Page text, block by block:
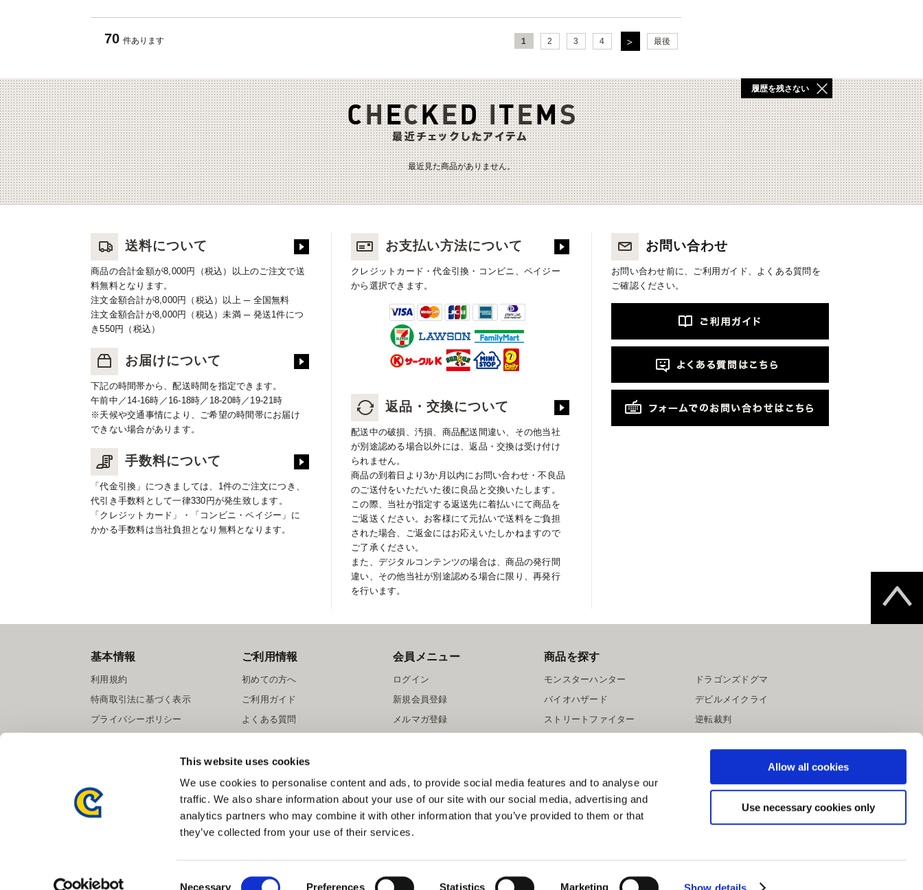
This website uses cookies
We use cookies to personalise content and ads, to provide social media features and to analyse our
traffic. We also share information about your use of our site with our social media, advertising and
analytics partners who may combine it with other information that you’ve provided to them or that
they’ve collected from your use of their services.
Necessary Preferences Statistics Marketing Show details
Allow all cookies
Use necessary cookies only
70 件あります 1 2 3 4 最後
最近見た商品がありません。
履歴を残さない
送料について
商品の合計金額が8,000円（税込）以上のご注文で送
料無料となります。
注文金額合計が8,000円（税込）以上 ─ 全国無料
注文金額合計が8,000円（税込）未満 ─ 発送1件につ
き550円（税込）
お届けについて
下記の時間帯から、配送時間を指定できます。
午前中／14-16時／16-18時／18-20時／19-21時
※天候や交通事情により、ご希望の時間帯にお届け
できない場合があります。
手数料について
「代金引換」につきましては、1件のご注文につき、
代引き手数料として一律330円が発生致します。
「クレジットカード」・「コンビニ・ペイジー」に
かかる手数料は当社負担となり無料となります。
お支払い方法について
クレジットカード・代金引換・コンビニ、ペイジー
から選択できます。
返品・交換について
配送中の破損、汚損、商品配送間違い、その他当社
が別途認める場合以外には、返品・交換は受け付け
られません。
商品の到着日より3か月以内にお問い合わせ・不良品
のご送付をいただいた後に良品と交換いたします。
この際、当社が指定する返送先に着払いにて商品を
ご返送ください。お客様にて元払いで送料をご負担
された場合、ご返金にはお応えいたしかねますので
ご了承ください。
また、デジタルコンテンツの場合は、商品の発行間
違い、その他当社が別途認める場合に限り、再発行
を行います。
お問い合わせ
お問い合わせ前に、ご利用ガイド、よくある質問を
ご確認ください。
基本情報
利用規約
特商取引法に基づく表示
プライバシーポリシー
ご利用情報
初めての方へ
ご利用ガイド
よくある質問
提携サイト募集
会員メニュー
ログイン
新規会員登録
メルマガ登録
商品を探す
モンスターハンター
バイオハザード
ストリートファイター
ドラゴンズドグマ
デビルメイクライ
逆転裁判
スマートフォン版を表示する